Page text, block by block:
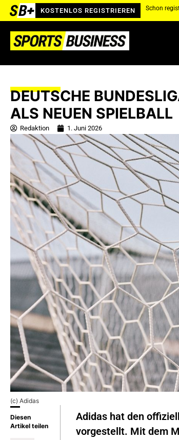
KOSTENLOS REGISTRIEREN Schon
DEUTSCHE
ALS NEUEN SPIELBALL
Redaktion 1. Juni 2026
(c) Adidas
Diesen
Artikel teilen
Adidas hat den
vorgestellt. Mit dem